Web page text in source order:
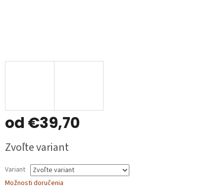
od €39,70
cena:
Zvoľte variant
Variant
Možnosti doručenia